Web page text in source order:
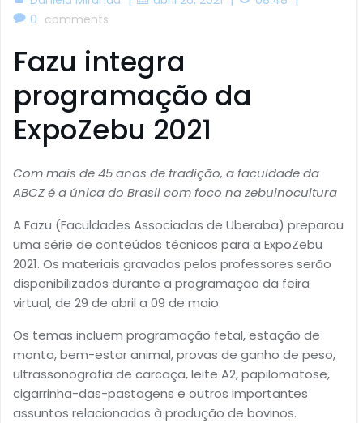
0 comments
Fazu integra
programação da
ExpoZebu 2021
Com mais de 45 anos de tradição, a faculdade da
ABCZ é a única do Brasil com foco na zebuinocultura
A Fazu (Faculdades Associadas de Uberaba) preparou
uma série de conteúdos técnicos para a ExpoZebu
2021. Os materiais gravados pelos professores serão
disponibilizados durante a programação da feira
virtual, de 29 de abril a 09 de maio.
Os temas incluem programação fetal, estação de
monta, bem-estar animal, provas de ganho de peso,
ultrassonografia de carcaça, leite A2, papilomatose,
cigarrinha-das-pastagens e outros importantes
assuntos relacionados à produção de bovinos.